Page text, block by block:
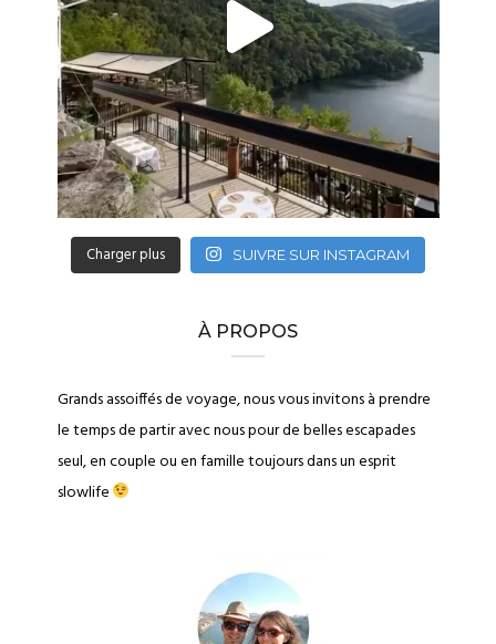
Charger plus SUIVRE SUR INSTAGRAM
À PROPOS
Grands assoiffés de voyage, nous vous invitons à prendre
le temps de partir avec nous pour de belles escapades
seul, en couple ou en famille toujours dans un esprit
slowlife